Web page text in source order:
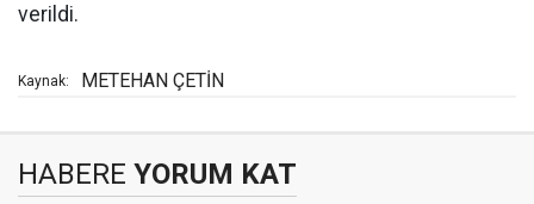
verildi.
Kaynak: METEHAN ÇETİN
HABERE YORUM KAT